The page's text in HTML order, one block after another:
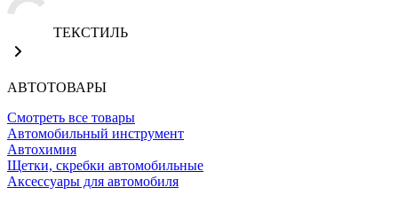
ТЕКСТИЛЬ
АВТОТОВАРЫ
Смотреть все товары
Автомобильный инструмент
Автохимия
Щетки, скребки автомобильные
Аксессуары для автомобиля